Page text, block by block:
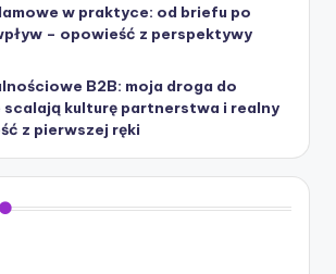
w praktyce: od briefu po
– opowieść z perspektywy
B2B: moja droga do
kulturę partnerstwa i realny
z pierwszej ręki